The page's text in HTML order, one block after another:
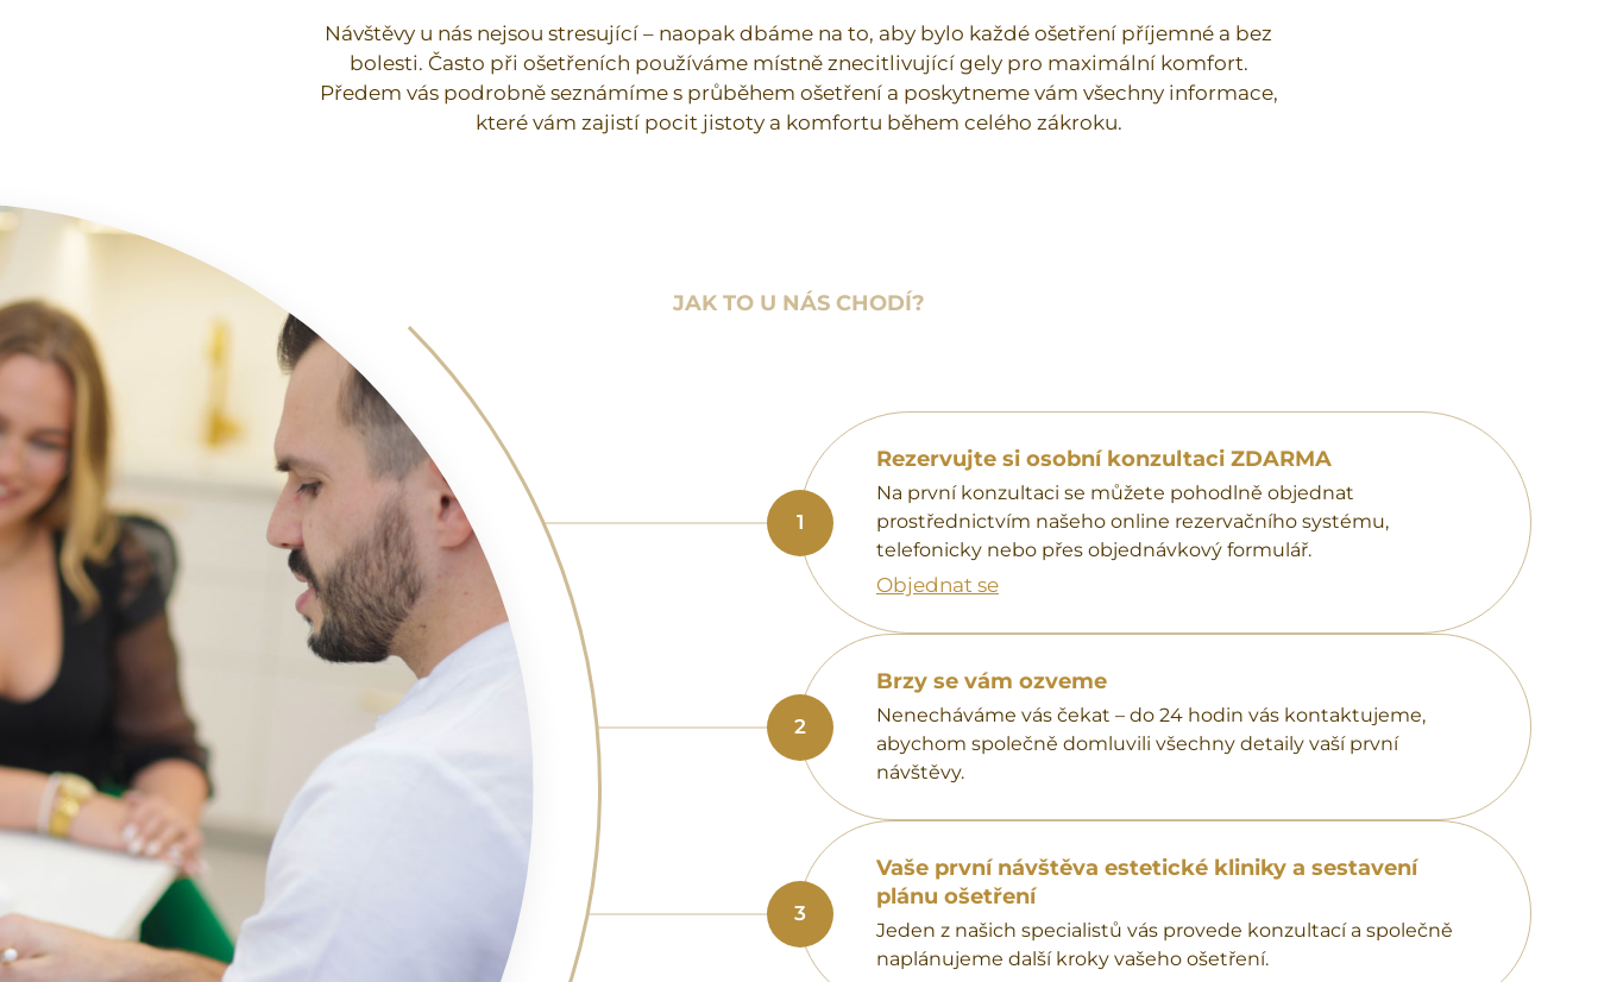
Návštěvy u nás nejsou stresující – naopak dbáme na to, aby bylo každé ošetření příjemné a bez
bolesti. Často při ošetřeních používáme místně znecitlivující gely pro maximální komfort.
Předem vás podrobně seznámíme s průběhem ošetření a poskytneme vám všechny informace,
které vám zajistí pocit jistoty a komfortu během celého zákroku.
JAK TO U NÁS CHODÍ?
1
Rezervujte si osobní konzultaci ZDARMA
Na první konzultaci se můžete pohodlně objednat
prostřednictvím našeho online rezervačního systému,
telefonicky nebo přes objednávkový formulář.
Objednat se
2
Brzy se vám ozveme
Nenecháváme vás čekat – do 24 hodin vás kontaktujeme,
abychom společně domluvili všechny detaily vaší první
návštěvy.
3
Vaše první návštěva estetické kliniky a sestavení
plánu ošetření
Jeden z našich specialistů vás provede konzultací a společně
naplánujeme další kroky vašeho ošetření.